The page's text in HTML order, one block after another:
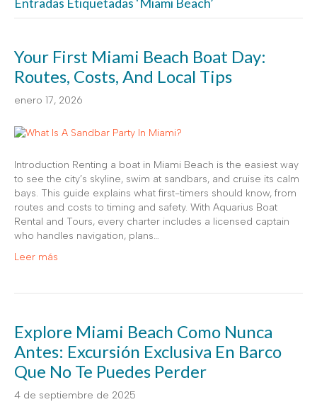
Your First Miami Beach Boat Day:
Routes, Costs, And Local Tips
enero 17, 2026
Introduction Renting a boat in Miami Beach is the easiest way
to see the city’s skyline, swim at sandbars, and cruise its calm
bays. This guide explains what first-timers should know, from
routes and costs to timing and safety. With Aquarius Boat
Rental and Tours, every charter includes a licensed captain
who handles navigation, plans…
Leer más
Explore Miami Beach Como Nunca
Antes: Excursión Exclusiva En Barco
Que No Te Puedes Perder
4 de septiembre de 2025